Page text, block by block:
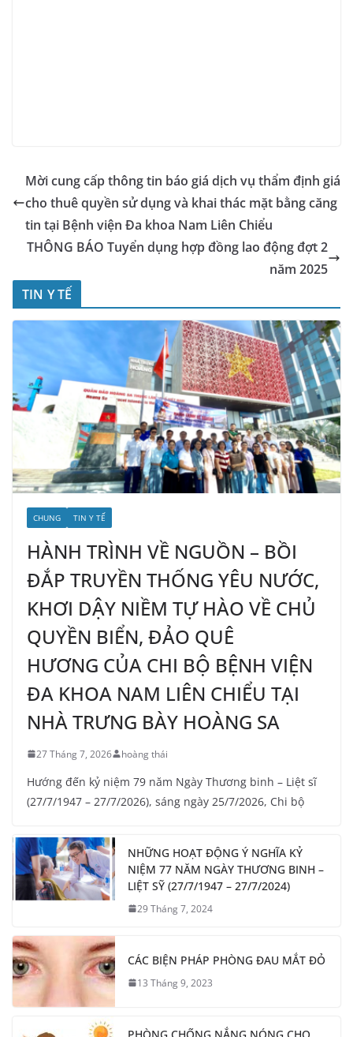
Mời cung cấp thông tin báo giá dịch vụ thẩm định giá
cho thuê quyền sử dụng và khai thác mặt bằng căng
tin tại Bệnh viện Đa khoa Nam Liên Chiểu
THÔNG BÁO Tuyển dụng hợp đồng lao động đợt 2
năm 2025
TIN Y TẾ
CHUNG TIN Y TẾ
HÀNH TRÌNH VỀ NGUỒN – BỒI
ĐẮP TRUYỀN THỐNG YÊU NƯỚC,
KHƠI DẬY NIỀM TỰ HÀO VỀ CHỦ
QUYỀN BIỂN, ĐẢO QUÊ
HƯƠNG CỦA CHI BỘ BỆNH VIỆN
ĐA KHOA NAM LIÊN CHIỂU TẠI
NHÀ TRƯNG BÀY HOÀNG SA
27 Tháng 7, 2026 hoàng thái
Hướng đến kỷ niệm 79 năm Ngày Thương binh – Liệt sĩ
(27/7/1947 – 27/7/2026), sáng ngày 25/7/2026, Chi bộ
NHỮNG HOẠT ĐỘNG Ý NGHĨA KỶ
NIỆM 77 NĂM NGÀY THƯƠNG BINH –
LIỆT SỸ (27/7/1947 – 27/7/2024)
29 Tháng 7, 2024
CÁC BIỆN PHÁP PHÒNG ĐAU MẮT ĐỎ
13 Tháng 9, 2023